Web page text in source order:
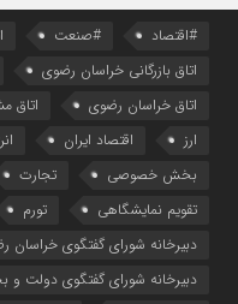
#اقتصاد #صنعت
اتاق بازرگانی خراسان رضوی
اتاق خراسان رضوی
اتاق
ارز
اقتصاد ایران
بخش خصوصی
تجارت
تقویم نمایشگاهی
تورم
دبیرخانه شورای گفتگوی خراسان
دبیرخانه شورای گفتگوی